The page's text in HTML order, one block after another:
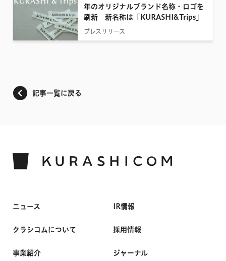
年のオリジナルブランド名称・ロゴを
刷新 新名称は「KURASHI&Trips」
プレスリリース
記事一覧に戻る
ニュース
クラシコムについて
事業紹介
IR情報
採用情報
ジャーナル